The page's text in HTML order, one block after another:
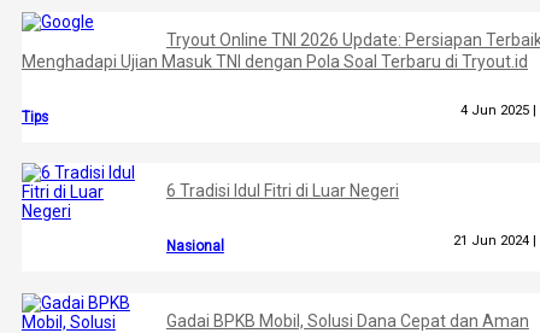
Tryout Online TNI 2026 Update: Persiapan
Menghadapi Ujian Masuk TNI dengan Pola Soal Terbaru di Tryout.id
Tips 4 Jun 2025 |
6 Tradisi Idul Fitri di Luar Negeri
Nasional 21 Jun 2024 |
Gadai BPKB Mobil, Solusi Dana Cepat dan Aman